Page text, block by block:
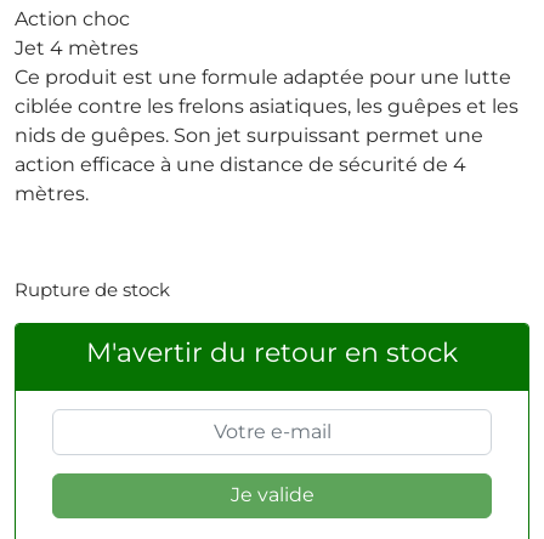
Action choc
Jet 4 mètres
Ce produit est une formule adaptée pour une lutte
ciblée contre les frelons asiatiques, les guêpes et les
nids de guêpes. Son jet surpuissant permet une
action efficace à une distance de sécurité de 4
mètres.
Rupture de stock
M'avertir du retour en stock